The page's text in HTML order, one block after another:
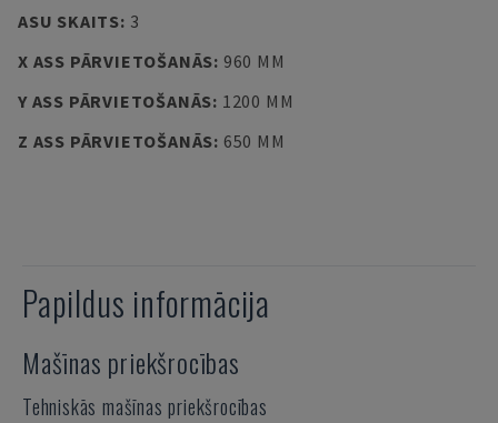
ASU SKAITS: 3
X ASS PĀRVIETOŠANĀS: 960 MM
Y ASS PĀRVIETOŠANĀS: 1200 MM
Z ASS PĀRVIETOŠANĀS: 650 MM
Papildus informācija
Mašīnas priekšrocības
Tehniskās mašīnas priekšrocības